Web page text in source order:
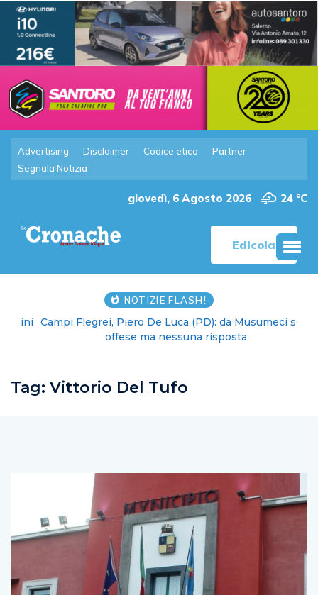
Advertising Disclaimer Codice etico
Partner
Segnala Notizia
giovedì, 6 Agosto 2026 24 °C
Edicola
NOTIZIE FLASH!
Campi Flegrei, Piero De Luca (PD): da Musumeci solo
offese ma nessuna risposta
Tag: Vittorio Del Tufo